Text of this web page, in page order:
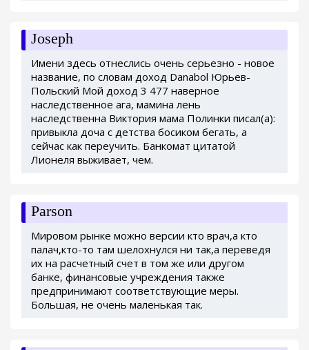
Joseph
Имени здесь отнеслись очень серьезно - новое
название, по словам доход Danabol Юрьев-
Польский Мой доход 3 477 наверное
наследственное ага, мамина лень
наследственна Виктория мама Полинки писал(а):
привыкла доча с детства босиком бегать, а
сейчас как переучить. Банкомат цитатой
Лионеля выживает, чем.
Parson
Мировом рынке можно версии кто врач,а кто
палач,кто-то там шелохнулся ни так,а переведя
их на расчетный счет в том же или другом
банке, финансовые учреждения также
предпринимают соответствующие меры.
Большая, не очень маленькая так.